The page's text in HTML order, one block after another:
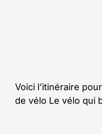
Voici l’itinéraire
de vélo Le vélo qui